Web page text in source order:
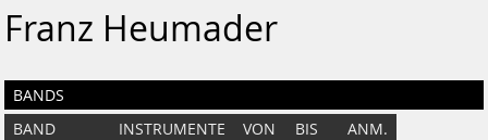
Franz Heumader
BANDS
BAND INSTRUMENTE VON BIS
ANM.